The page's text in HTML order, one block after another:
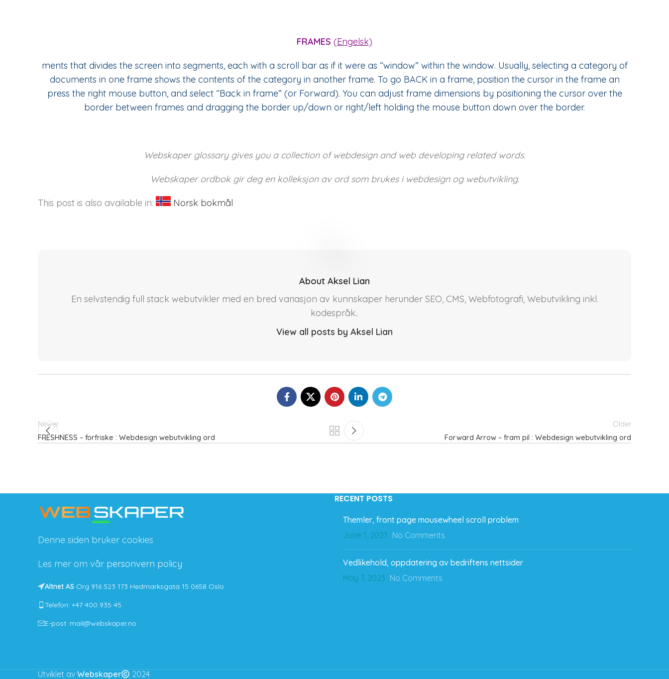
FRAMES (Engelsk)
ments that divides the screen into segments, each with a scroll bar as if it were as “window” within the window. Usually, selecting a category of
documents in one frame shows the contents of the category in another frame. To go BACK in a frame, position the cursor in the frame an
press the right mouse button, and select “Back in frame” (or Forward). You can adjust frame dimensions by positioning the cursor over the
border between frames and dragging the border up/down or right/left holding the mouse button down over the border.
Webskaper glossary gives you a collection of webdesign and web developing related words.
Webskaper ordbok gir deg en kolleksjon av ord som brukes i webdesign og webutvikling.
This post is also available in: Norsk bokmål
About Aksel Lian
En selvstendig full stack webutvikler med en bred variasjon av kunnskaper herunder SEO, CMS, Webfotografi, Webutvikling inkl.
kodespråk..
View all posts by Aksel Lian
Newer
FRESHNESS – forfriske : Webdesign webutvikling ord
Older
Forward Arrow – fram pil : Webdesign webutvikling ord
Denne siden bruker cookies
Les mer om vår personvern policy
Altnet AS Org 916 523 173 Hedmarksgata 15 0658 Oslo
Telefon: +47 400 935 45
E-post: mail@webskaper.no
RECENT POSTS
Themler, front page mousewheel scroll problem
June 1, 2023 No Comments
Vedlikehold, oppdatering av bedriftens nettsider
May 7, 2023 No Comments
Utviklet av Webskaper 2024